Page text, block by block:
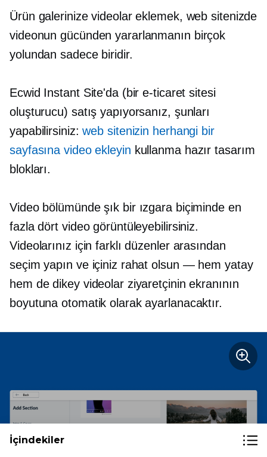
Ürün galerinize videolar eklemek, web sitenizde
videonun gücünden yararlanmanın birçok
yolundan sadece biridir.
Ecwid Instant Site'da (bir e-ticaret sitesi
oluşturucu) satış yapıyorsanız, şunları
yapabilirsiniz:web sitenizin herhangi bir
sayfasına video ekleyin kullanma hazır tasarım
blokları.
Video bölümünde şık bir ızgara biçiminde en
fazla dört video görüntüleyebilirsiniz.
Videolarınız için farklı düzenler arasından
seçim yapın ve içiniz rahat olsun — hem yatay
hem de dikey videolar ziyaretçinin ekranının
boyutuna otomatik olarak ayarlanacaktır.
İçindekiler